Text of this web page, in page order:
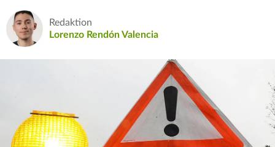
Redaktion
Lorenzo Rendón Valencia